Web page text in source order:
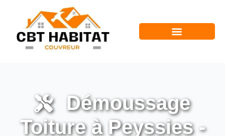
Démoussage
Toiture à Peyssies -